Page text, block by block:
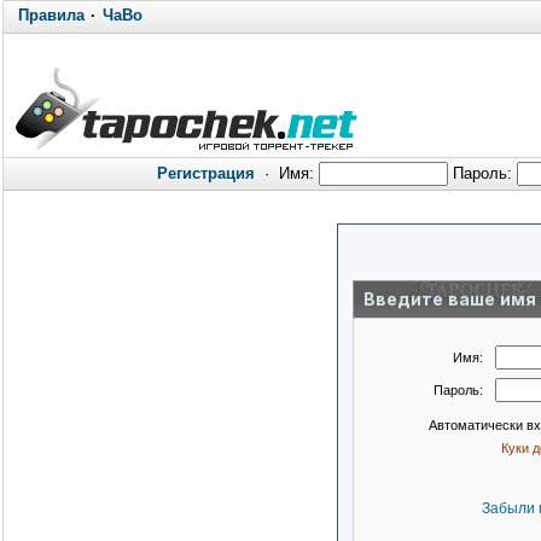
Правила· ЧаВо
Регистрация · Имя: Пароль:
Введите ваше имя
Имя:
Пароль:
Автоматически
Куки
Забыли